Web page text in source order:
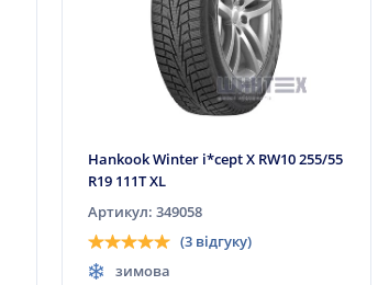
Hankook Winter i*cept X RW10 255/55
R19 111T XL
Артикул: 349058
(3 відгуку)
зимова